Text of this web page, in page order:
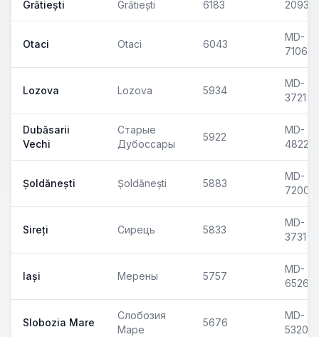
Grătiești Grătiești 6183 2093
Otaci Otaci 6043
MD-
7106
Lozova Lozova 5934
MD-
3721
Dubăsarii
Vechi
Старые
Дубоссары
5922
MD-
4822
Șoldănești Șoldănești 5883
MD-
7200
Sireți Сирець 5833
MD-
3731
Iași Мерены 5757
MD-
6526
Slobozia Mare
Слобозия
Маре
5676
MD-
5320